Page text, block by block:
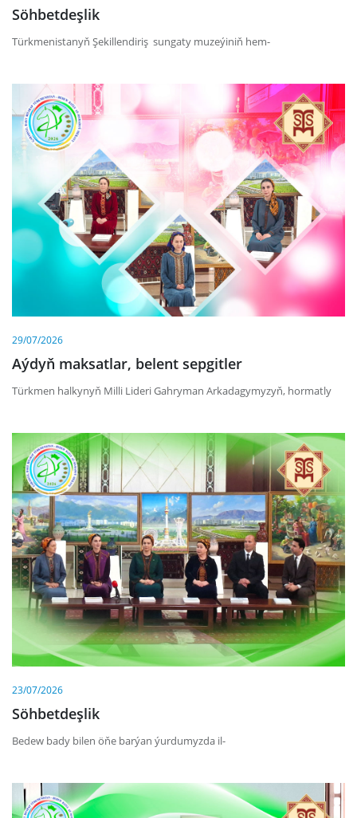
Söhbetdeşlik
Türkmenistanyň Şekillendiriş sungaty muzeýiniň hem-
29/07/2026
Aýdyň maksatlar, belent sepgitler
Türkmen halkynyň Milli Lideri Gahryman Arkadagymyzyň, hormatly
23/07/2026
Söhbetdeşlik
Bedew bady bilen öňe barýan ýurdumyzda il-